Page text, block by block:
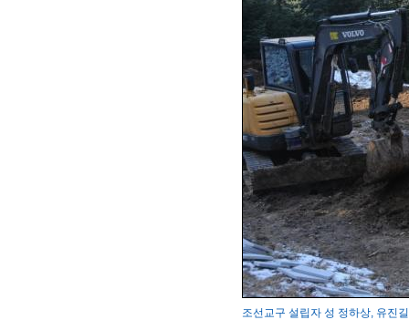
조선교구 설립자 성 정하상, 유진